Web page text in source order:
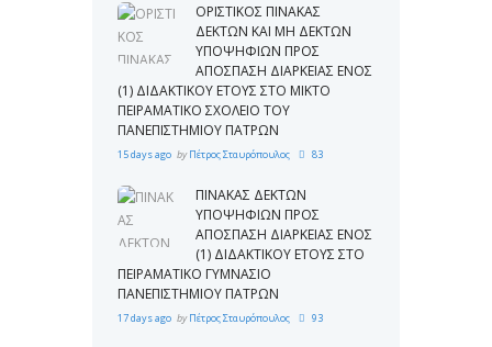
ΟΡΙΣΤΙΚΟΣ ΠΙΝΑΚΑΣ
ΔΕΚΤΩΝ ΚΑΙ ΜΗ ΔΕΚΤΩΝ
ΥΠΟΨΗΦΙΩΝ ΠΡΟΣ
ΑΠΟΣΠΑΣΗ ΔΙΑΡΚΕΙΑΣ ΕΝΟΣ
(1) ΔΙΔΑΚΤΙΚΟΥ ΕΤΟΥΣ ΣΤΟ ΜΙΚΤΟ
ΠΕΙΡΑΜΑΤΙΚΟ ΣΧΟΛΕΙΟ ΤΟΥ
ΠΑΝΕΠΙΣΤΗΜΙΟΥ ΠΑΤΡΩΝ
15 days ago byΠέτρος Σταυρόπουλος 83
ΠΙΝΑΚΑΣ ΔΕΚΤΩΝ
ΥΠΟΨΗΦΙΩΝ ΠΡΟΣ
ΑΠΟΣΠΑΣΗ ΔΙΑΡΚΕΙΑΣ ΕΝΟΣ
(1) ΔΙΔΑΚΤΙΚΟΥ ΕΤΟΥΣ ΣΤΟ
ΠΕΙΡΑΜΑΤΙΚΟ ΓΥΜΝΑΣΙΟ
ΠΑΝΕΠΙΣΤΗΜΙΟΥ ΠΑΤΡΩΝ
17 days ago byΠέτρος Σταυρόπουλος 93